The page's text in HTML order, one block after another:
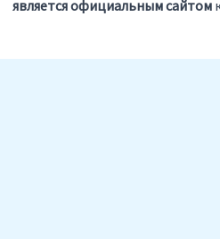
является официальным сайтом